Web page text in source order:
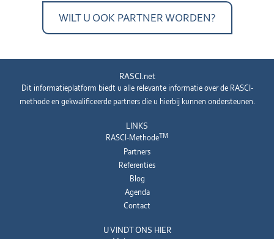
WILT U OOK PARTNER WORDEN?
RASCI.net
Dit informatieplatform biedt u alle relevante informatie over de RASCI-
methode en gekwalificeerde partners die u hierbij kunnen ondersteunen.
LINKS
RASCI-MethodeTM
Partners
Referenties
Blog
Agenda
Contact
U VINDT ONS HIER